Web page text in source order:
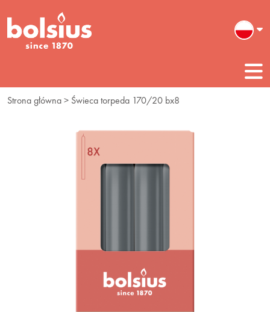
Strona główna> Świeca torpeda 170/20 bx8